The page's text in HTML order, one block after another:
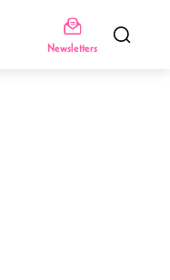
Newsletters